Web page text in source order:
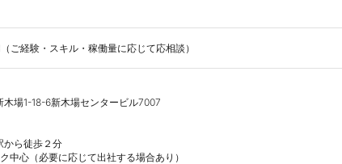
木場1-18-6新木場センタービル7007
から徒歩２分
中心（必要に応じて出社する場合あり）